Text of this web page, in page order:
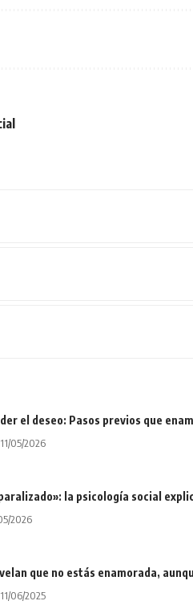
el deseo: Pasos previos que
11/05/2026
la psicología social
2026
que no estás enamorada,
11/06/2025